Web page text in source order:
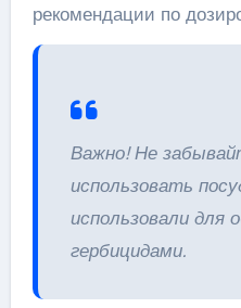
рекомендации по
Важно! Не
использовать
использовали для
гербицидами.